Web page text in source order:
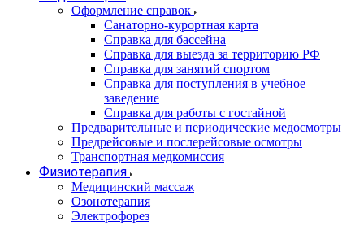
Оформление справок
Санаторно-курортная карта
Справка для бассейна
Справка для выезда за территорию РФ
Справка для занятий спортом
Справка для поступления в учебное
заведение
Справка для работы с гостайной
Предварительные и периодические медосмотры
Предрейсовые и послерейсовые осмотры
Транспортная медкомиссия
Физиотерапия
Медицинский массаж
Озонотерапия
Электрофорез